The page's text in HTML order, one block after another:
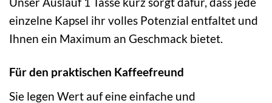
einzelne Kapsel ihr volles Potenzial entfaltet und
Ihnen ein Maximum an Geschmack bietet.
Für den praktischen Kaffeefreund
Sie legen Wert auf eine einfache und